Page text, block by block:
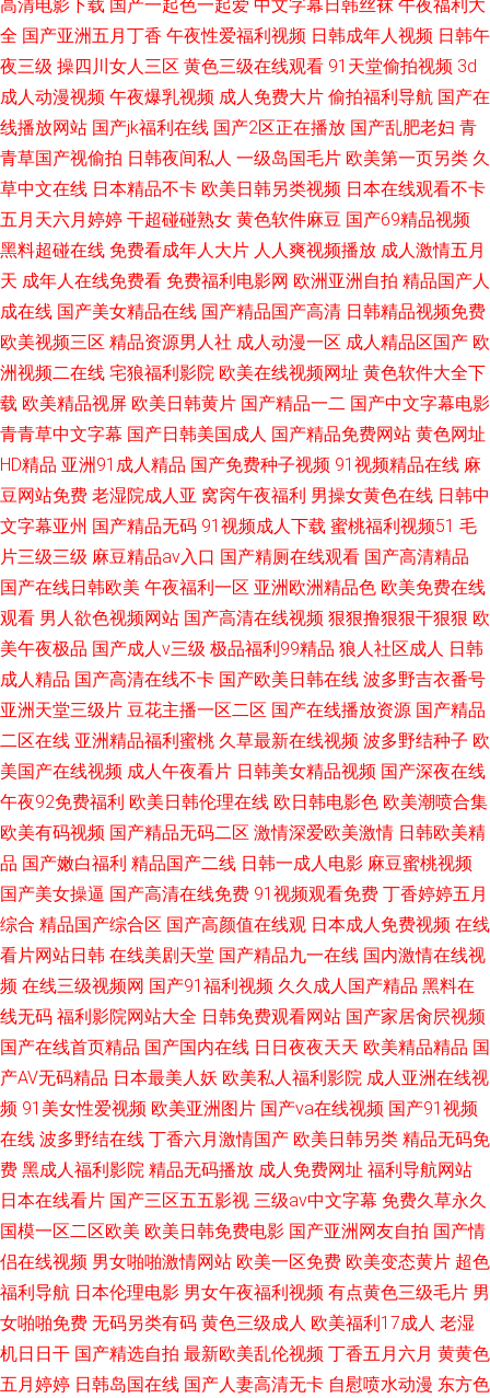
高清电影下载 国产一起色一起爱 中文字幕日韩丝袜 午夜福利大
全 国产亚洲五月丁香 午夜性爱福利视频 日韩成年人视频 日韩午
夜三级 操四川女人三区 黄色三级在线观看 91天堂偷拍视频 3d
成人动漫视频 午夜爆乳视频 成人免费大片 偷拍福利导航 国产在
线播放网站 国产jk福利在线 国产2区正在播放 国产乱肥老妇 青
青草国产视偷拍 日韩夜间私人 一级岛国毛片 欧美第一页另类 久
草中文在线 日本精品不卡 欧美日韩另类视频 日本在线观看不卡
五月天六月婷婷 干超碰碰熟女 黄色软件麻豆 国产69精品视频
黑料超碰在线 免费看成年人大片 人人爽视频播放 成人激情五月
天 成年人在线免费看 免费福利电影网 欧洲亚洲自拍 精品国产人
成在线 国产美女精品在线 国产精品国产高清 日韩精品视频免费
欧美视频三区 精品资源男人社 成人动漫一区 成人精品区国产 欧
洲视频二在线 宅狼福利影院 欧美在线视频网址 黄色软件大全下
载 欧美精品视屏 欧美日韩黄片 国产精品一二 国产中文字幕电影
青青草中文字幕 国产日韩美国成人 国产精品免费网站 黄色网址
HD精品 亚洲91成人精品 国产免费种子视频 91视频精品在线 麻
豆网站免费 老湿院成人亚 窝窉午夜福利 男操女黄色在线 日韩中
文字幕亚州 国产精品无码 91视频成人下载 蜜桃福利视频51 毛
片三级三级 麻豆精品av入口 国产精厕在线观看 国产高清精品
国产在线日韩欧美 午夜福利一区 亚洲欧洲精品色 欧美免费在线
观看 男人欲色视频网站 国产高清在线视频 狠狠撸狠狠干狠狠 欧
美午夜极品 国产成人v三级 极品福利99精品 狼人社区成人 日韩
成人精品 国产高清在线不卡 国产欧美日韩在线 波多野吉衣番号
亚洲天堂三级片 豆花主播一区二区 国产在线播放资源 国产精品
二区在线 亚洲精品福利蜜桃 久草最新在线视频 波多野结种子 欧
美国产在线视频 成人午夜看片 日韩美女精品视频 国产深夜在线
午夜92免费福利 欧美日韩伦理在线 欧日韩电影色 欧美潮喷合集
欧美有码视频 国产精品无码二区 激情深爱欧美激情 日韩欧美精
品 国产嫩白福利 精品国产二线 日韩一成人电影 麻豆蜜桃视频
国产美女操逼 国产高清在线免费 91视频观看免费 丁香婷婷五月
综合 精品国产综合区 国产高颜值在线观 日本成人免费视频 在线
看片网站日韩 在线美剧天堂 国产精品九一在线 国内激情在线视
频 在线三级视频网 国产91福利视频 久久成人国产精品 黑料在
线无码 福利影院网站大全 日韩免费观看网站 国产家居肏屄视频
国产在线首页精品 国产国内在线 日日夜夜天天 欧美精品精品 国
产AV无码精品 日本最美人妖 欧美私人福利影院 成人亚洲在线视
频 91美女性爱视频 欧美亚洲图片 国产va在线视频 国产91视频
在线 波多野结在线 丁香六月激情国产 欧美日韩另类 精品无码免
费 黑成人福利影院 精品无码播放 成人免费网址 福利导航网站
日本在线看片 国产三区五五影视 三级av中文字幕 免费久草永久
国模一区二区欧美 欧美日韩免费电影 国产亚洲网友自拍 国产情
侣在线视频 男女啪啪激情网站 欧美一区免费 欧美变态黄片 超色
福利导航 日本伦理电影 男女午夜福利视频 有点黄色三级毛片 男
女啪啪免费 无码另类有码 黄色三级成人 欧美福利17成人 老湿
机日日干 国产精选自拍 最新欧美乱伦视频 丁香五月六月 黄黄色
五月婷婷 日韩岛国在线 国产人妻高清无卡 自慰喷水动漫 东方色